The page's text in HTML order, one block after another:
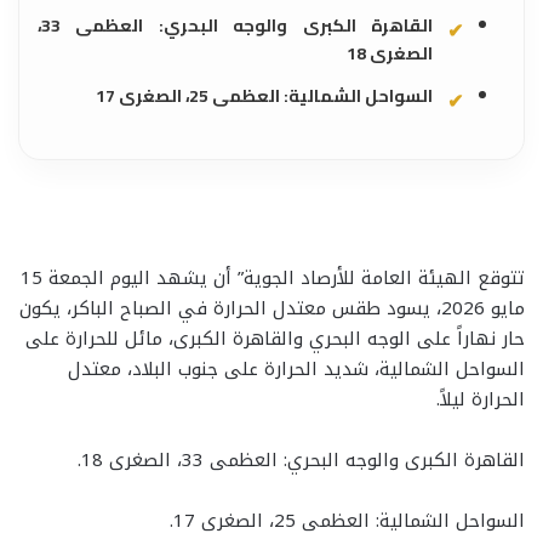
​القاهرة الكبرى والوجه البحري: العظمى 33،
الصغرى 18
​السواحل الشمالية: العظمى 25، الصغرى 17
تتوقع الهيئة العامة للأرصاد الجوية” أن يشهد اليوم الجمعة 15
مايو 2026، ​يسود طقس معتدل الحرارة في الصباح الباكر، ​يكون
حار نهاراً على الوجه البحري والقاهرة الكبرى، ​مائل للحرارة على
السواحل الشمالية، ​شديد الحرارة على جنوب البلاد، ​معتدل
الحرارة ليلاً.
​القاهرة الكبرى والوجه البحري: العظمى 33، الصغرى 18.
​السواحل الشمالية: العظمى 25، الصغرى 17.